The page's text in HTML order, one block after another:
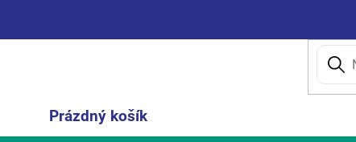
Nákupní
košík
Prázdný košík